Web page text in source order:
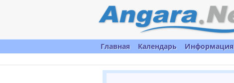
Главная Календарь Информация